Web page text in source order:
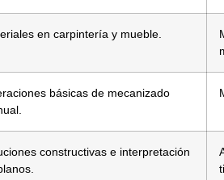
en carpintería y mueble.
básicas de mecanizado
constructivas e interpretación